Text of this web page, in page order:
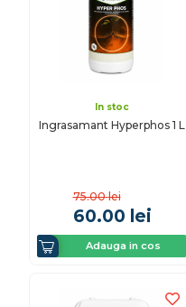
In stoc
Ingrasamant Hyperphos 1 L
75.00 lei
60.00 lei
Adauga in cos